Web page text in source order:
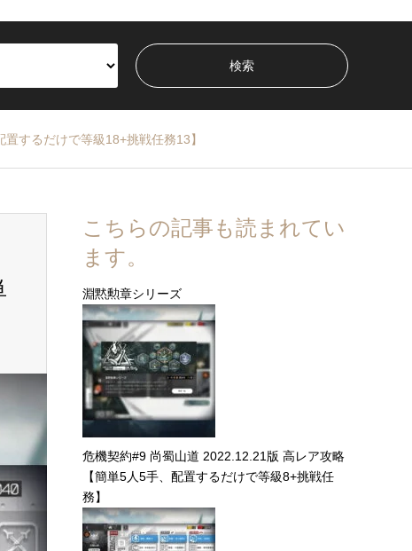
するだけで等級18+挑戦任務13】
こちらの記事も読まれてい
ます。
淵黙勲章シリーズ
危機契約#9 尚蜀山道 2022.12.21版 高レア攻略
【簡単5人5手、配置するだけで等級8+挑戦任
務】